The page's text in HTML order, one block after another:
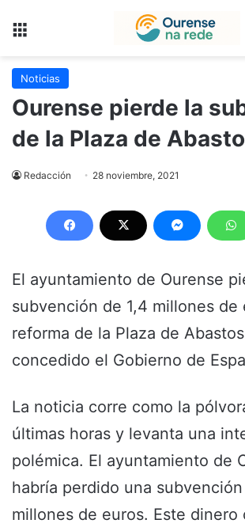
Noticias
Ourense pierde la
de la Plaza de
Redacción 28 noviembre, 2021
El ayuntamiento de Ourense
subvención de 1,4 millones de
reforma de la Plaza de
concedido el Gobierno de
La noticia corre como la
últimas horas y levanta una
polémica. El ayuntamiento de
habría perdido una subvención
millones de euros. Este dinero